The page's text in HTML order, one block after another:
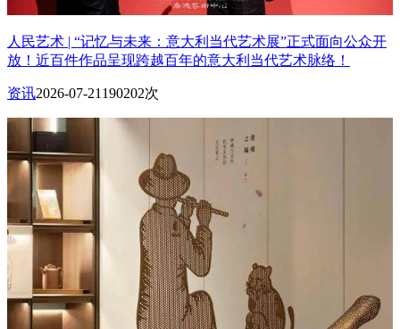
人民艺术 | “记忆与未来：意大利当代艺术展”正式面向公众开
放！近百件作品呈现跨越百年的意大利当代艺术脉络！
资讯2026-07-21 190202次